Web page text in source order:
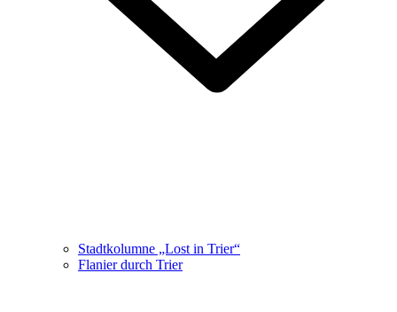
Stadtkolumne „Lost in Trier“
Flanier durch Trier